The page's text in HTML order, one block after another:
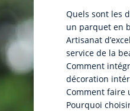
Quels sont les
un parquet en
Artisanat
service de la
Comment
décoration
Comment faire
Pourquoi